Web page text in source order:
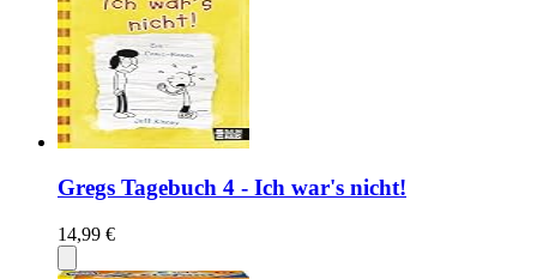
Gregs Tagebuch 4 - Ich war's nicht!
14,99 €